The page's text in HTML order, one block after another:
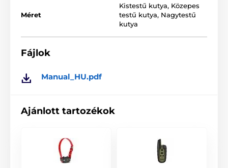
ugatásgátló nyakörv kombinációja az egyben). Minden
funkció külön gombbal rendelkezik: folyamatos és
Garmin PT 10 nyakörv
megvásárlásával a
készülék bővíthető 3 kutya képzésére egyszerre.
Méret
Kistestű kutya, Közepes
testű kutya, Nagytestű
kutya
Fájlok
Manual_HU.pdf
Ajánlott tartozékok